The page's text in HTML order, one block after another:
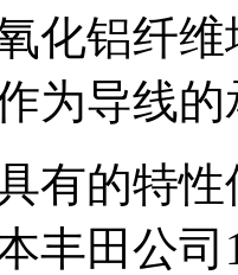
化铝纤
为导线
有的特
丰田公